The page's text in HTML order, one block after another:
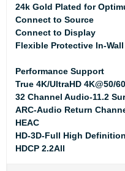
24k Gold Plated for
Connect to Source
Connect to Display
Flexible Protective In-
Performance Support
True 4K/UltraHD 4K@50/
32 Channel Audio-11.2
ARC-Audio Return
HEAC
HD-3D-Full High
HDCP 2.2All